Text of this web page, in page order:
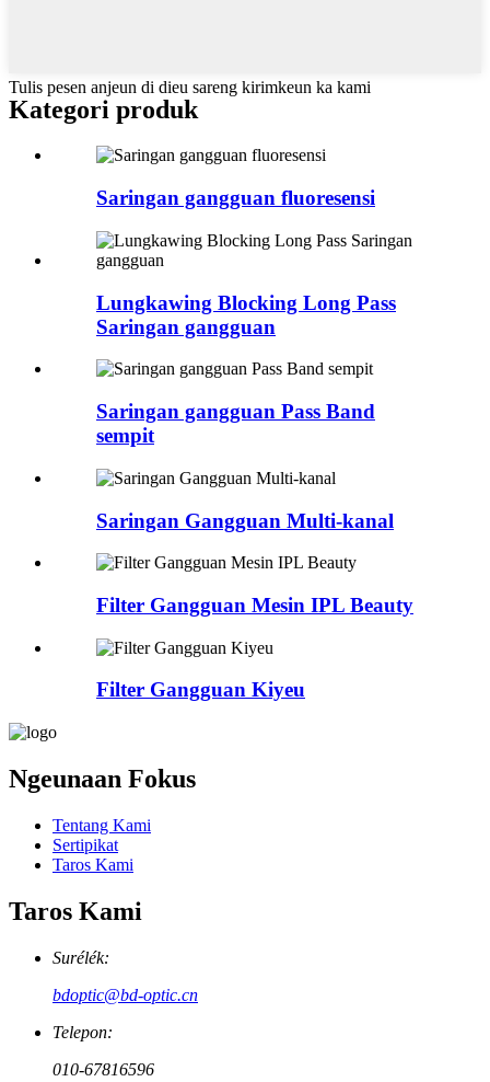
Tulis pesen anjeun di dieu sareng kirimkeun ka kami
Kategori produk
Saringan gangguan fluoresensi
Lungkawing Blocking Long Pass
Saringan gangguan
Saringan gangguan Pass Band
sempit
Saringan Gangguan Multi-kanal
Filter Gangguan Mesin IPL Beauty
Filter Gangguan Kiyeu
Ngeunaan Fokus
Tentang Kami
Sertipikat
Taros Kami
Taros Kami
Surélék:
bdoptic@bd-optic.cn
Telepon:
010-67816596